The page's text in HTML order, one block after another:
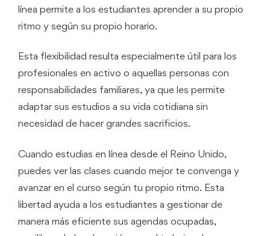
línea permite a los estudiantes aprender a su propio
ritmo y según su propio horario.
Esta flexibilidad resulta especialmente útil para los
profesionales en activo o aquellas personas con
responsabilidades familiares, ya que les permite
adaptar sus estudios a su vida cotidiana sin
necesidad de hacer grandes sacrificios.
Cuando estudias en línea desde el Reino Unido,
puedes ver las clases cuando mejor te convenga y
avanzar en el curso según tu propio ritmo. Esta
libertad ayuda a los estudiantes a gestionar de
manera más eficiente sus agendas ocupadas,